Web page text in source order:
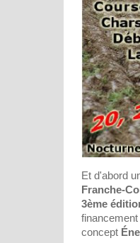
Et d'abord
Franche-
3ème
concept